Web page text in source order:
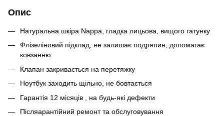
Опис
Натуральна шкіра Nappa, гладка лицьова, вищого гатунку
Флізеліновий підклад, не залишає подряпин, допомагає
ковзанню
Клапан закривається на перетяжку
Ноутбук заходить щільно, не бовтається
Гарантія 12 місяців , на будь-які дефекти
Післяарантійний ремонт та обслуговування